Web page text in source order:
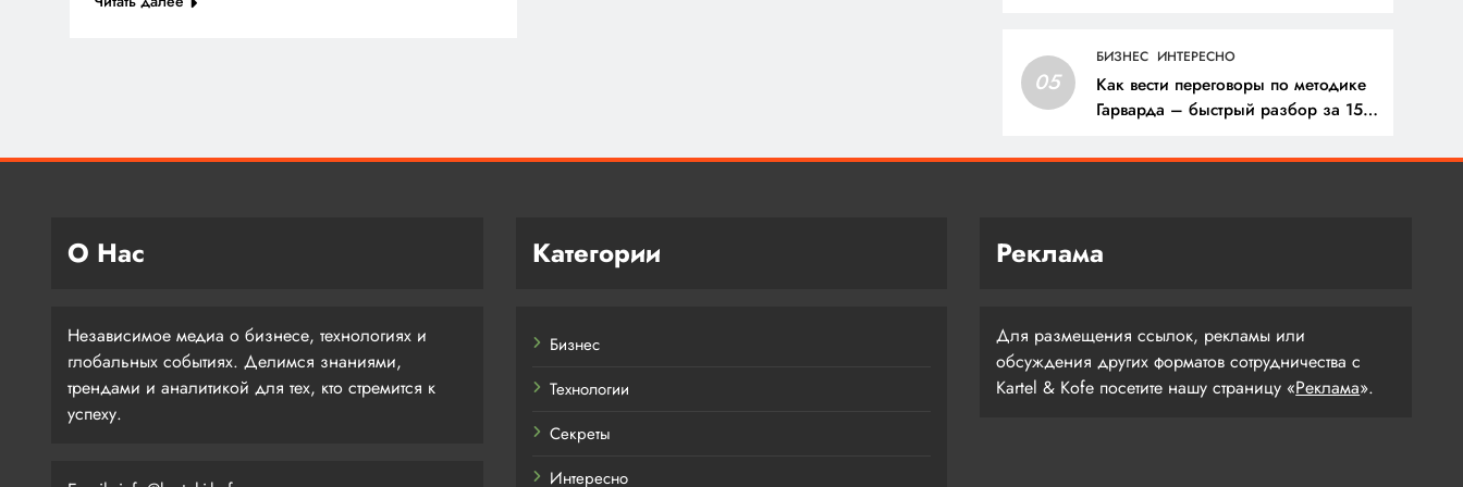
05
БИЗНЕС ИНТЕРЕСНО
Как вести переговоры по методике
Гарварда – быстрый разбор за 15
О Нас
Независимое медиа о бизнесе, технологиях и
глобальных событиях. Делимся знаниями,
трендами и аналитикой для тех, кто стремится к
успеху.
Категории
Бизнес
Технологии
Секреты
Интересно
Реклама
Для размещения ссылок, рекламы или
обсуждения других форматов сотрудничества с
Kartel & Kofe посетите нашу страницу «Реклама».